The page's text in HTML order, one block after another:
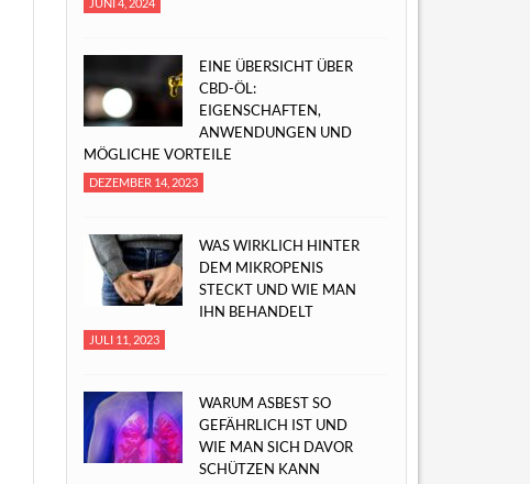
EINE ÜBERSICHT ÜBER
CBD-ÖL:
EIGENSCHAFTEN,
ANWENDUNGEN UND
MÖGLICHE VORTEILE
DEZEMBER 14, 2023
WAS WIRKLICH HINTER
DEM MIKROPENIS
STECKT UND WIE MAN
IHN BEHANDELT
JULI 11, 2023
WARUM ASBEST SO
GEFÄHRLICH IST UND
WIE MAN SICH DAVOR
SCHÜTZEN KANN